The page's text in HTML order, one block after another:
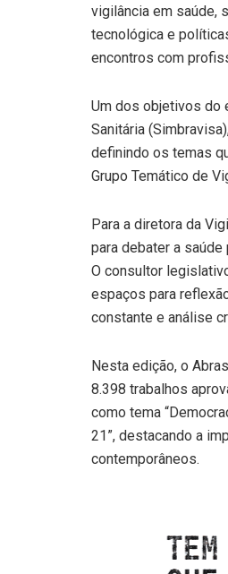
vigilância em saúde,
tecnológica e
encontros com
Um dos objetivos do
Sanitária
definindo os temas
Grupo Temático de
Para a diretora da
para debater a
O consultor
espaços para
constante e análise
Nesta edição, o
8.398 trabalhos
como tema
21”, destacando a
contemporâneos.